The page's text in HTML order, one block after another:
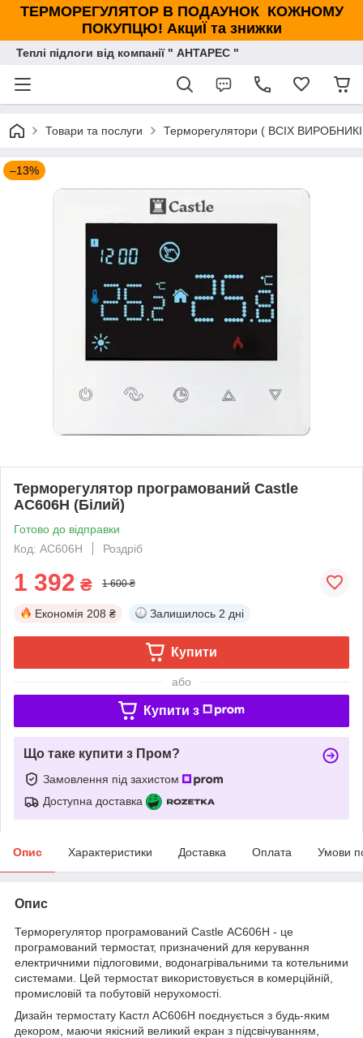
ТЕРМОРЕГУЛЯТОР В ПОДАУНОК КОЖНОМУ
ПОКУПЦЮ! АкциЇ та знижки
Теплі підлоги від компанії " АНТАРЕС "
Товари та послуги Терморегулятори ( ВСІХ
–13%
Терморегулятор програмований Castle
AC606H (Білий)
Готово до відправки
Код: AC606H
Роздріб
1 392 ₴ 1 600 ₴
Економія 208 ₴ Залишилось 2 дні
Купити
або
Купити з
Що таке купити з Пром?
Замовлення під захистом
Доступна доставка
Опис Характеристики Доставка Оплата Умови
Опис
Терморегулятор програмований Castle АС606H - це
програмований термостат, призначений для керування
електричними підлоговими, водонагрівальними та котельними
системами. Цей термостат використовується в комерційній,
промисловій та побутовій нерухомості.
Дизайн термостату Кастл АС606H поєднується з будь-яким
декором, маючи якісний великий екран з підсвічуванням,